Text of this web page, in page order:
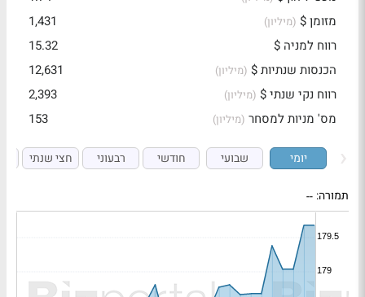
מזומן $ (מיליון)
1,431
רווח למניה $
15.32
הכנסות שנתיות $ (מיליון)
12,631
רווח נקי שנתי $ (מיליון)
2,393
מס' מניות למסחר (מיליון) 153
יומי שבועי חודשי רבעוני חצי שנתי
תמורה: --